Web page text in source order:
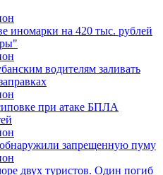
иномарки на 420 тыс. рублей
водителям заливать
при атаке БПЛА
запрещенную пуму
двух туристов. Один погиб